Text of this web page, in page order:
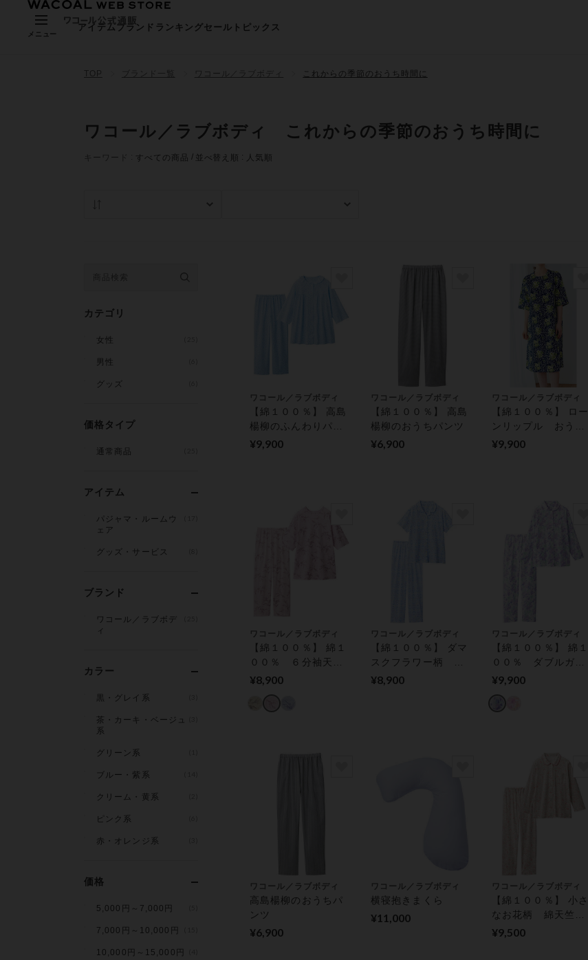
メニュー
アイテム ブランド ランキングセール トピックス
TOP ブランド一覧 ワコール／ラブボディ これからの季節のおうち時間に
ワコール／ラブボディ これからの季節のおうち時間に
キーワード すべての商品 並べ替え順 人気順
カテゴリ
女性
男性
グッズ
価格タイプ
通常商品
アイテム
パジャマ・ルームウ
ェア
グッズ・サービス
ブランド
ワコール／ラブボデ
ィ
カラー
黒・グレイ系
茶・カーキ・ベージュ
系
グリーン系
ブルー・紫系
クリーム・黄系
ピンク系
赤・オレンジ系
価格
5,000円～7,000円
7,000円～10,000円
10,000円～15,000円
ワコール／ラブボディ
【綿１００％】 高島
楊柳のふんわりパジ
ャマ
¥9,900
ワコール／ラブボディ
【綿１００％】 高島
楊柳のおうちパンツ
¥6,900
ワコール／ラブボディ
【綿１００％】 ロー
ンリップル おうち
ワンピース
¥9,900
ワコール／ラブボディ
【綿１００％】 綿１
００％ ６分袖天竺
パジャマ
¥8,900
ワコール／ラブボディ
【綿１００％】 ダマ
スクフラワー柄 楊
柳パジャマ
¥8,900
ワコール／ラブボディ
【綿１００％】 綿１
００％ ダブルガー
ゼのパジャマ
¥9,900
ワコール／ラブボディ
高島楊柳のおうちパ
ンツ
¥6,900
ワコール／ラブボディ
横寝抱きまくら
¥11,000
ワコール／ラブボディ
【綿１００％】 小さ
なお花柄 綿天竺パ
ジャマ
¥9,500